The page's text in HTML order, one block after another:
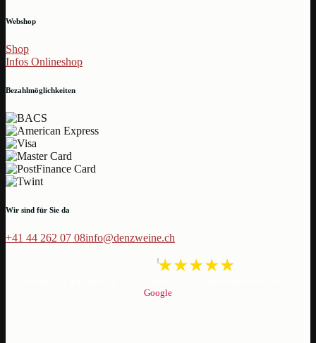
Webshop
Shop
Infos Onlineshop
Bezahlmöglichkeiten
Wir sind für Sie da
+41 44 262 07 08info@denzweine.ch
Google